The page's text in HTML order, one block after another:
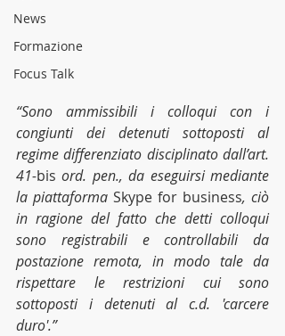
News
Formazione
Focus Talk
“Sono ammissibili i colloqui con i
congiunti dei detenuti sottoposti al
regime differenziato disciplinato dall’art.
41-bis ord. pen., da eseguirsi mediante
la piattaforma Skype for business, ciò
in ragione del fatto che detti colloqui
sono registrabili e controllabili da
postazione remota, in modo tale da
rispettare le restrizioni cui sono
sottoposti i detenuti al c.d. 'carcere
duro'.”